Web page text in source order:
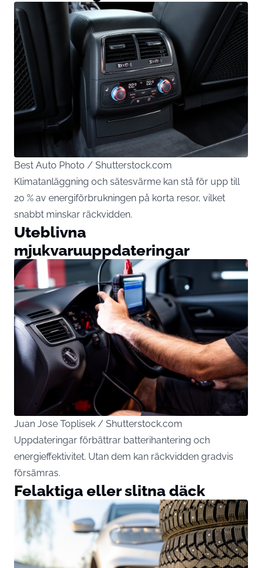
Best Auto Photo / Shutterstock.com
Klimatanläggning och sätesvärme kan stå för upp till
20 % av energiförbrukningen på korta resor, vilket
snabbt minskar räckvidden.
Uteblivna
mjukvaruuppdateringar
Juan Jose Toplisek / Shutterstock.com
Uppdateringar förbättrar batterihantering och
energieffektivitet. Utan dem kan räckvidden gradvis
försämras.
Felaktiga eller slitna däck